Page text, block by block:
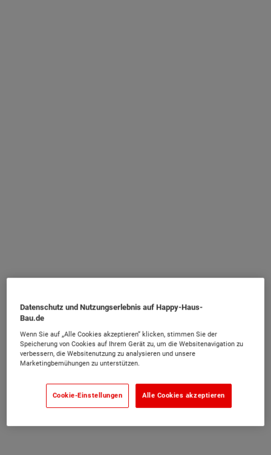
Datenschutz und Nutzungserlebnis auf Happy-Haus-
Bau.de
Wenn Sie auf „Alle Cookies akzeptieren“ klicken, stimmen Sie der
Speicherung von Cookies auf Ihrem Gerät zu, um die Websitenavigation zu
verbessern, die Websitenutzung zu analysieren und unsere
Marketingbemühungen zu unterstützen.
Cookie-Einstellungen Alle Cookies akzeptieren